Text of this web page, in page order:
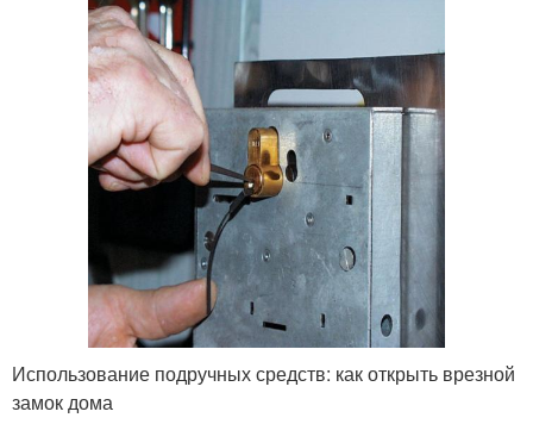
Использование подручных средств: как открыть врезной
замок дома